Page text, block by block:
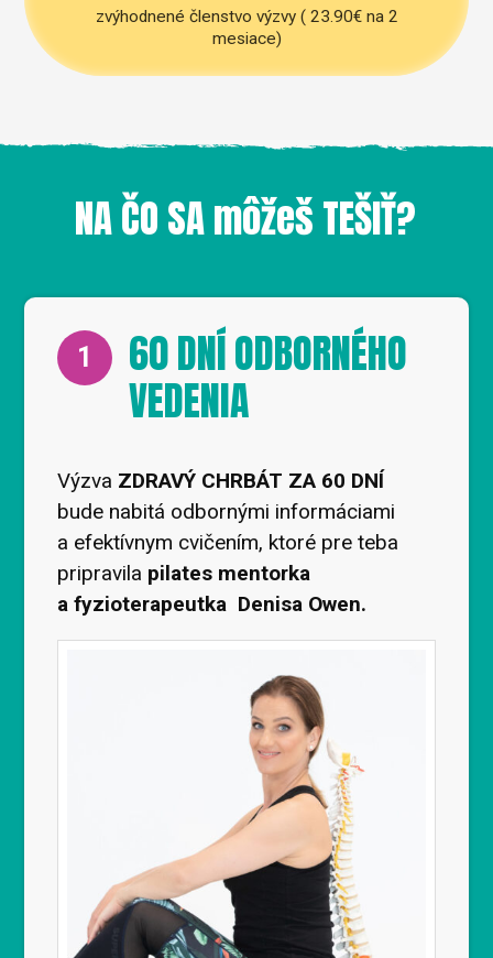
zvýhodnené členstvo výzvy ( 23.90€ na 2
mesiace)
NA ČO SA môžeš TEŠIŤ?
1 60 DNÍ ODBORNÉHO
VEDENIA
Výzva ZDRAVÝ CHRBÁT ZA 60 DNÍ
bude nabitá odbornými informáciami
a efektívnym cvičením, ktoré pre teba
pripravila pilates mentorka
a fyzioterapeutka Denisa Owen.